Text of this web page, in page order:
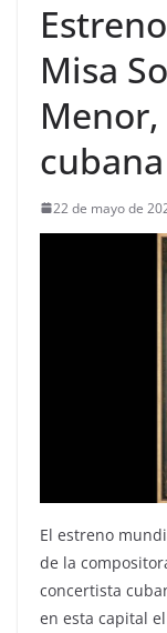
Misa
cubana
22 de mayo de
El estreno
de la
concertista
en esta capital